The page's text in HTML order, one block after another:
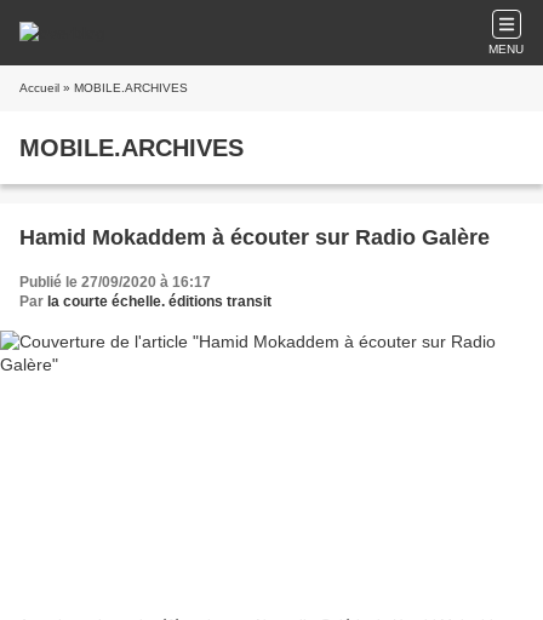
MENU
Accueil » MOBILE.ARCHIVES
MOBILE.ARCHIVES
Hamid Mokaddem à écouter sur Radio Galère
Publié le 27/09/2020 à 16:17
Par la courte échelle. éditions transit